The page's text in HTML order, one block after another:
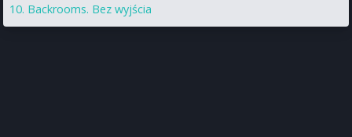
Backrooms. Bez wyjścia